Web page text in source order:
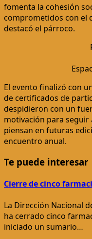
fomenta la cohesión
comprometidos con el
destacó el párroco.
El evento finalizó con
de certificados de
despidieron con un
motivación para seguir
piensan en futuras
encuentro anual.
Te puede interesar
Cierre de cinco
La Dirección Nacional
ha cerrado cinco
iniciado un sumario…